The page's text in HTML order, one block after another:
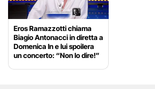
Eros Ramazzotti chiama
Biagio Antonacci in diretta a
Domenica In e lui spoilera
un concerto: “Non lo dire!”